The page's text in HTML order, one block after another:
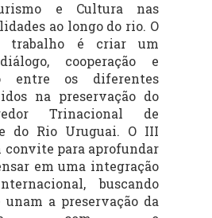
e Cultura nas
ao longo do rio. O
trabalho é criar um
cooperação e
entre os diferentes
na preservação do
Trinacional de
do Rio Uruguai. O III
convite para aprofundar
em uma integração
buscando
unam a preservação da